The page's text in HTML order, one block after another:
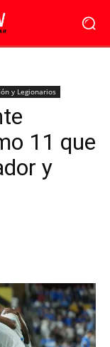
y Legionarios
11 que
y